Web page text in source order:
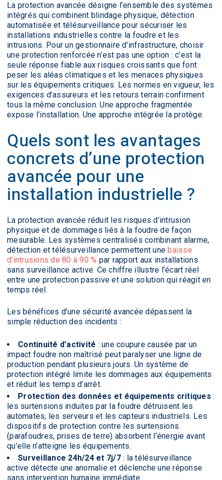
La protection avancée désigne l’ensemble des systèmes
intégrés qui combinent blindage physique, détection
automatisée et télésurveillance pour sécuriser les
installations industrielles contre la foudre et les
intrusions. Pour un gestionnaire d’infrastructure, choisir
une protection renforcée n’est pas une option : c’est la
seule réponse fiable aux risques croissants que font
peser les aléas climatiques et les menaces physiques
sur les équipements critiques. Les normes en vigueur, les
exigences d’assureurs et les retours terrain confirment
tous la même conclusion. Une approche fragmentée
expose l’installation. Une approche intégrée la protège.
Quels sont les avantages
concrets d’une protection
avancée pour une
installation industrielle ?
La protection avancée réduit les risques d’intrusion
physique et de dommages liés à la foudre de façon
mesurable. Les systèmes centralisés combinant alarme,
détection et télésurveillance permettent une baisse
d’intrusions de 80 à 90 % par rapport aux installations
sans surveillance active. Ce chiffre illustre l’écart réel
entre une protection passive et une solution qui réagit en
temps réel.
Les bénéfices d’une sécurité avancée dépassent la
simple réduction des incidents :
Continuité d’activité : une coupure causée par un
impact foudre non maîtrisé peut paralyser une ligne de
production pendant plusieurs jours. Un système de
protection intégré limite les dommages aux équipements
et réduit les temps d’arrêt.
Protection des données et équipements critiques :
les surtensions induites par la foudre détruisent les
automates, les serveurs et les capteurs industriels. Les
dispositifs de protection contre les surtensions
(parafoudres, prises de terre) absorbent l’énergie avant
qu’elle n’atteigne les équipements.
Surveillance 24h/24 et 7j/7: la télésurveillance
active détecte une anomalie et déclenche une réponse
sans intervention humaine immédiate.